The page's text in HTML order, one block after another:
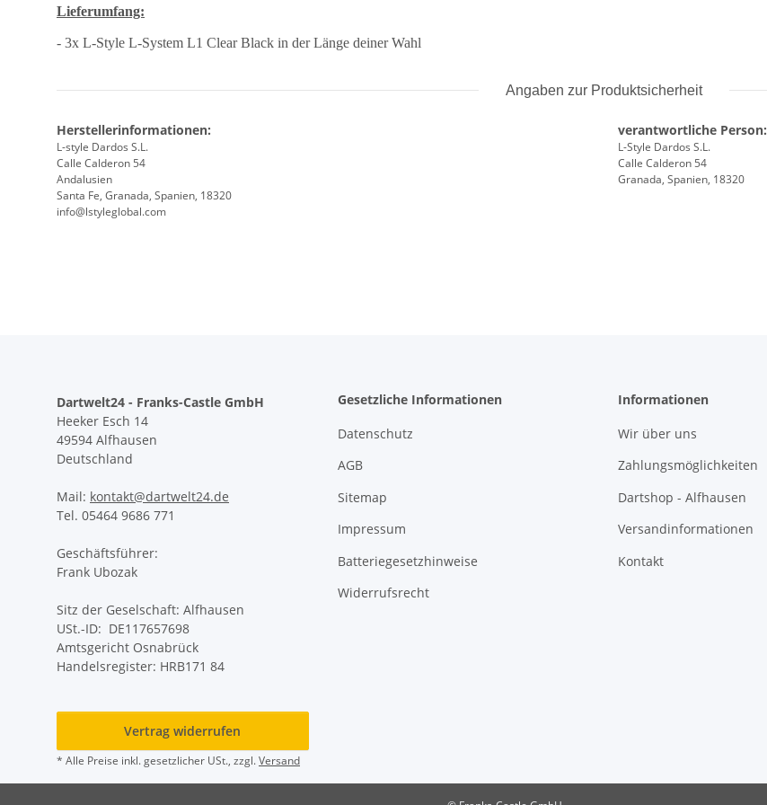
Lieferumfang:
- 3x L-Style L-System L1 Clear Black in der Länge deiner Wahl
Angaben zur Produktsicherheit
Herstellerinformationen:
L-style Dardos S.L.
Calle Calderon 54
Andalusien
Santa Fe, Granada, Spanien, 18320
info@lstyleglobal.com
verantwortliche Person:
L-Style Dardos S.L.
Calle Calderon 54
Granada, Spanien, 18320
Dartwelt24 - Franks-Castle GmbH
Heeker Esch 14
49594 Alfhausen
Deutschland
Mail: kontakt@dartwelt24.de
Tel. 05464 9686 771
Geschäftsführer:
Frank Ubozak
Sitz der Geselschaft: Alfhausen
USt.-ID: DE117657698
Amtsgericht Osnabrück
Handelsregister: HRB171 84
Gesetzliche Informationen
Datenschutz
AGB
Sitemap
Impressum
Batteriegesetzhinweise
Widerrufsrecht
Informationen
Wir über uns
Zahlungsmöglichkeiten
Dartshop - Alfhausen
Versandinformationen
Kontakt
Vertrag widerrufen
* Alle Preise inkl. gesetzlicher USt., zzgl.Versand